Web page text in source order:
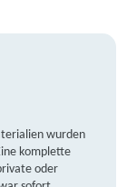
wurden
komplette
oder